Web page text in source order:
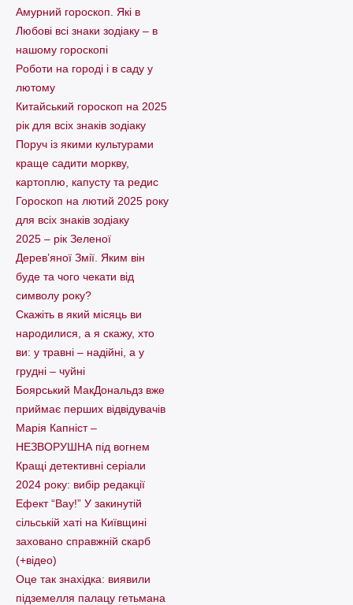
Амурний гороскоп. Які в
Любові всі знаки зодіаку – в
нашому гороскопі
Pоботи на городі і в саду у
лютому
Китайський гороскоп на 2025
рік для всіх знаків зодіаку
Поруч із якими культурами
краще садити моркву,
картоплю, капусту та редис
Гороскоп на лютий 2025 року
для всіх знаків зодіаку
2025 – рік Зеленої
Дерев’яної Змії. Яким він
буде та чого чекати від
символу року?
Скажіть в який місяць ви
народилися, а я скажу, хто
ви: у травні – надійні, а у
грудні – чуйні
Боярський МакДональдз вже
приймає перших відвідувачів
Марія Капніст –
НЕЗВОРУШНА під вогнем
Кращі детективні серіали
2024 року: вибір редакції
Ефект “Вау!” У закинутій
сільській хаті на Київщині
заховано справжній скарб
(+відео)
Оце так знахідка: виявили
підземелля палацу гетьмана